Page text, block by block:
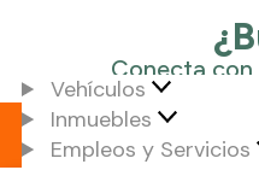
Vehículos
Inmuebles
Empleos y Servicios